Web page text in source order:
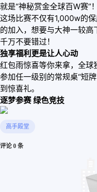
就是“神秘赏金全球百W赛”！
这场比赛不仅有1,000w的
的加入，想要与大神一较高
千万不要错过！
独享福利更是让人心动
红包雨惊喜等你来拿，全球
参加任一级别的常规桌“短
到惊喜礼。
逐梦参赛 绿色竞技
高手殿堂
评论 0 条